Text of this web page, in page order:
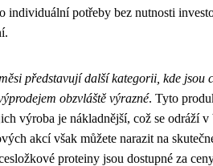
individuální potřeby bez nutnosti
představují další kategorii, kde jsou
obzvláště výrazné. Tyto
výroba je nákladnější, což se odráží v
akcí však můžete narazit na
proteiny jsou dostupné za